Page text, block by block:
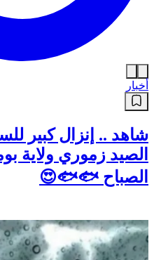
أخبار
شاهد .. إنزال كبير
الصيد زموري ولاية
الصباح 🐟🐟😍